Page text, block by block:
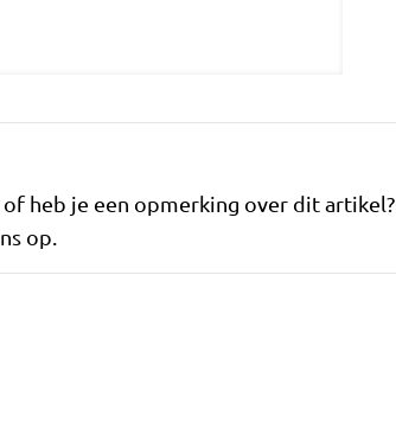
heb je een opmerking over dit artikel?
op.